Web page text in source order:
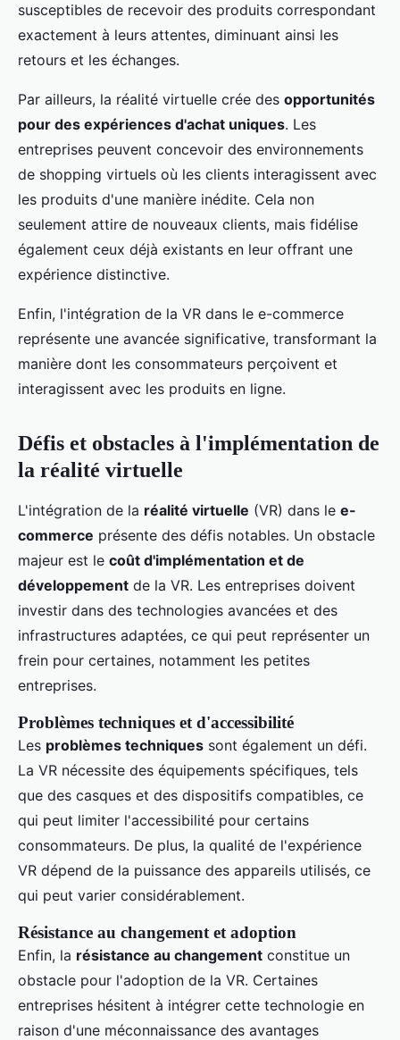
susceptibles de recevoir des produits correspondant
exactement à leurs attentes, diminuant ainsi les
retours et les échanges.
Par ailleurs, la réalité virtuelle crée des opportunités
pour des expériences d'achat uniques. Les
entreprises peuvent concevoir des environnements
de shopping virtuels où les clients interagissent avec
les produits d'une manière inédite. Cela non
seulement attire de nouveaux clients, mais fidélise
également ceux déjà existants en leur offrant une
expérience distinctive.
Enfin, l'intégration de la VR dans le e-commerce
représente une avancée significative, transformant la
manière dont les consommateurs perçoivent et
interagissent avec les produits en ligne.
Défis et obstacles à l'implémentation de
la réalité virtuelle
L'intégration de la réalité virtuelle (VR) dans le e-
commerce présente des défis notables. Un obstacle
majeur est le coût d'implémentation et de
développement de la VR. Les entreprises doivent
investir dans des technologies avancées et des
infrastructures adaptées, ce qui peut représenter un
frein pour certaines, notamment les petites
entreprises.
Problèmes techniques et d'accessibilité
Les problèmes techniques sont également un défi.
La VR nécessite des équipements spécifiques, tels
que des casques et des dispositifs compatibles, ce
qui peut limiter l'accessibilité pour certains
consommateurs. De plus, la qualité de l'expérience
VR dépend de la puissance des appareils utilisés, ce
qui peut varier considérablement.
Résistance au changement et adoption
Enfin, la résistance au changement constitue un
obstacle pour l'adoption de la VR. Certaines
entreprises hésitent à intégrer cette technologie en
raison d'une méconnaissance des avantages